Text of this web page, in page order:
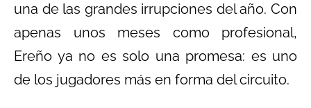
una de las grandes irrupciones del año. Con
apenas unos meses como profesional,
Ereño ya no es solo una promesa: es uno
de los jugadores más en forma del circuito.